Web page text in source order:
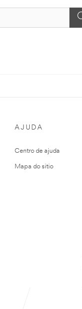
AJUDA
Centro de ajuda
Mapa do sitio